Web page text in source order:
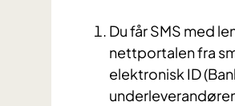
Du får SMS med
nettportalen fra
elektronisk ID